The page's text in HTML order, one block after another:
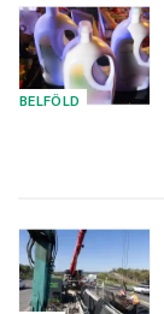
BELFÖLD